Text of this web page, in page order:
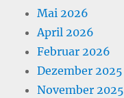
Mai 2026
April 2026
Februar 2026
Dezember 2025
November 2025